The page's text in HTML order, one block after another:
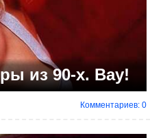
из 90-х. Вау!
Комментариев: 0